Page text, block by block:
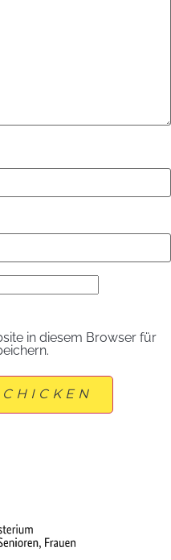
in diesem Browser für